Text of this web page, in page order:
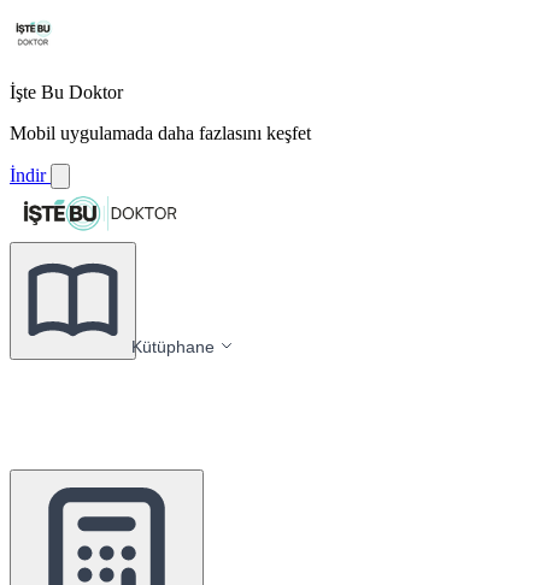
İşte Bu Doktor
Mobil uygulamada daha fazlasını keşfet
İndir
Kütüphane